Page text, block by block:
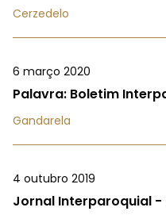
Cerzedelo
6 março 2020
Palavra: Boletim
Gandarela
4 outubro 2019
Jornal Interparoquial -